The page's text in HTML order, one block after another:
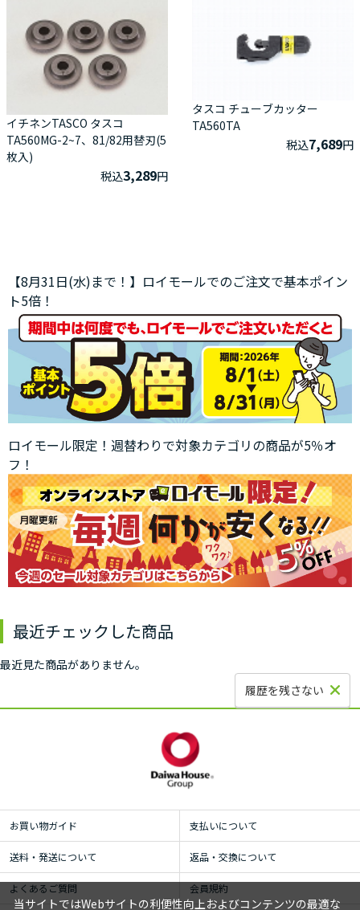
イチネンTASCO タスコ
TA560MG-2~7、81/82用替刃(5
枚入)
税込3,289円
タスコ チューブカッター
TA560TA
税込7,689円
【8月31日(水)まで！】ロイモールでのご注文で基本ポイン
ト5倍！
ロイモール限定！週替わりで対象カテゴリの商品が5％オ
フ！
最近チェックした商品
最近見た商品がありません。
履歴を残さない
お買い物ガイド 支払いについて
送料・発送について 返品・交換について
よくあるご質問 会員規約
当サイトではWebサイトの利便性向上およびコンテンツの最適な